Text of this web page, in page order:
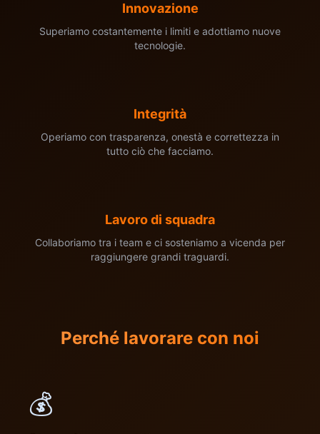
Innovazione
Superiamo costantemente i limiti e adottiamo nuove
tecnologie.
Integrità
Operiamo con trasparenza, onestà e correttezza in
tutto ciò che facciamo.
Lavoro di squadra
Collaboriamo tra i team e ci sosteniamo a vicenda per
raggiungere grandi traguardi.
Perché lavorare con noi
💰